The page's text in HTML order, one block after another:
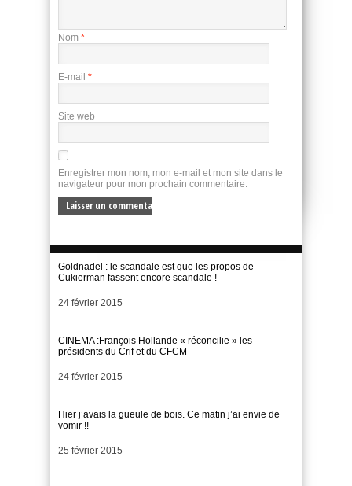
Nom *
E-mail *
Site web
Enregistrer mon nom, mon e-mail et mon site dans le
navigateur pour mon prochain commentaire.
Goldnadel : le scandale est que les propos de
Cukierman fassent encore scandale !
Date
24 février 2015
CINEMA :François Hollande « réconcilie » les
présidents du Crif et du CFCM
Date
24 février 2015
Hier j’avais la gueule de bois. Ce matin j’ai envie de
vomir !!
Date
25 février 2015